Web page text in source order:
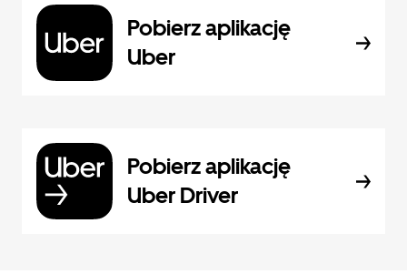
Pobierz aplikację
Uber
Pobierz aplikację
Uber Driver